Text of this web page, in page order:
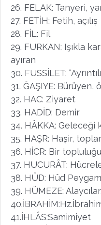
26. FELAK: Tanyeri,
27. FETİH: Fetih, açılış
28. FİL: Fil
29. FURKAN: Işıkla
ayıran
30. FUSSİLET:
31. ĞAŞIYE: Bürüyen,
32. HAC: Ziyaret
33. HADİD: Demir
34. HÂKKA: Geleceği
35. HAŞR: Haşir,
36. HİCR: Bir
37. HUCURÂT:
38. HÛD: Hûd
39. HÜMEZE:
41.İHLÂS:Samimiyet